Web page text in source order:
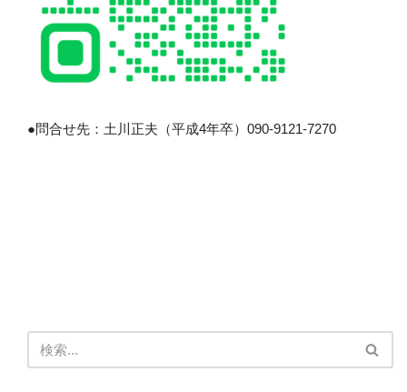
●問合せ先：土川正夫（平成4年卒）090-9121-7270